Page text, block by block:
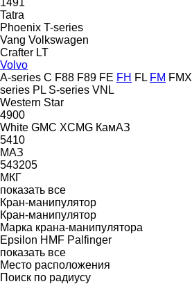
Tatra
Phoenix T-series
Vang Volkswagen
Crafter LT
Volvo
A-series C F88 F89 FE FH FL FM FMX
series PL S-series VNL
Western Star
4900
White GMC XCMG КамАЗ
5410
МАЗ
543205
МКГ
показать все
Кран-манипулятор
Кран-манипулятор
Марка крана-манипулятора
Epsilon HMF Palfinger
показать все
Место расположения
Поиск по радиусу